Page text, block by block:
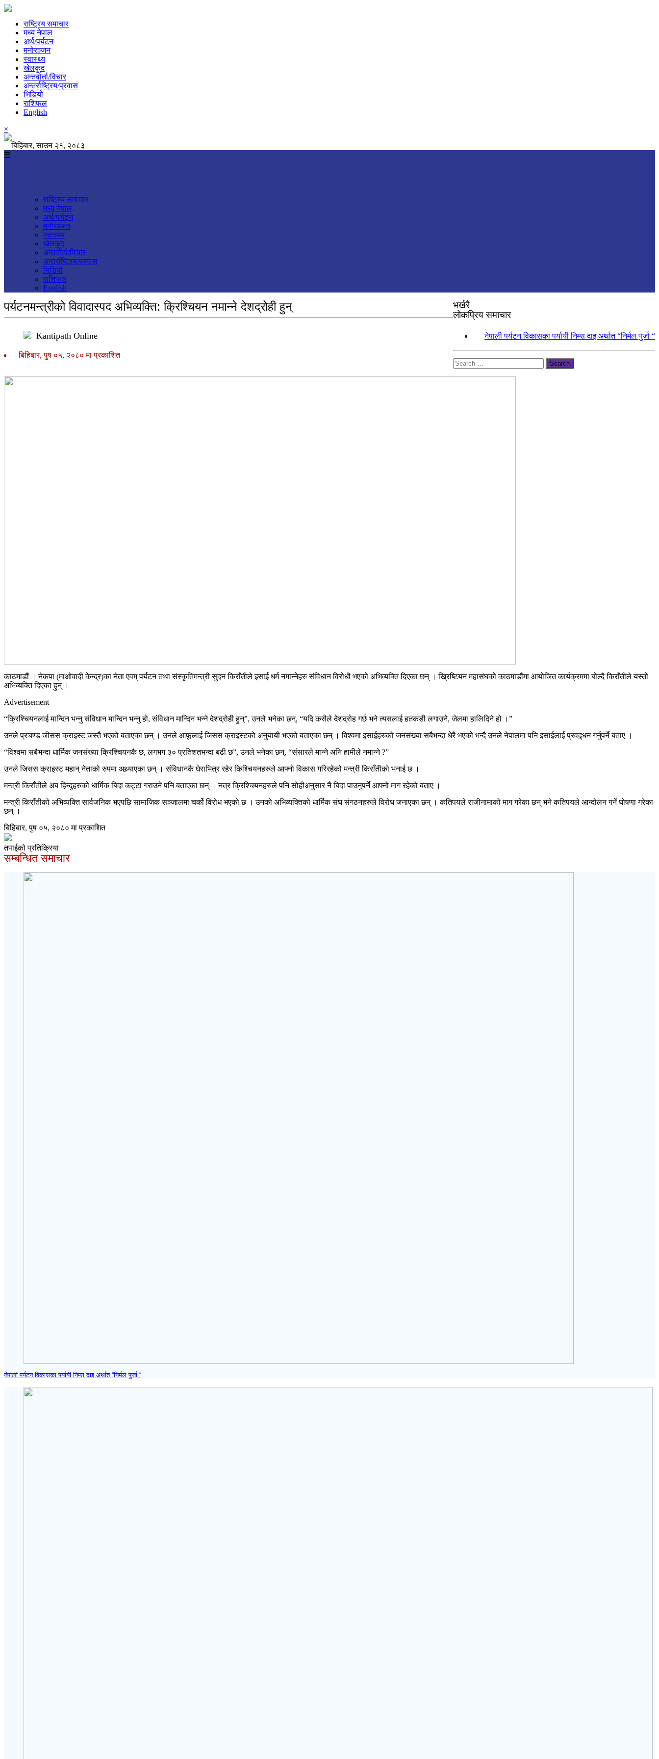
राष्ट्रिय समाचार
मध्य नेपाल
अर्थ/पर्यटन
मनोरञ्जन
स्वास्थ्य
खेलकुद
अन्तर्वार्ता/विचार
अन्तर्राष्ट्रिय/प्रवास
भिडियो
राशिफल
English
×
बिहिबार, साउन २१, २०८३
☰
राष्ट्रिय समाचार
मध्य नेपाल
अर्थ/पर्यटन
मनोरञ्जन
स्वास्थ्य
खेलकुद
अन्तर्वार्ता/विचार
अन्तर्राष्ट्रिय/प्रवास
भिडियो
राशिफल
English
भर्खरै
लोकप्रिय समाचार
नेपाली पर्यटन विकासका पर्यायी निम्स दाइ अर्थात “निर्मल पुर्जा “
Search
पर्यटनमन्त्रीको विवादास्पद अभिव्यक्ति: क्रिश्चियन नमान्ने देशद्रोही हुन्
Kantipath Online
बिहिबार, पुष ०५, २०८० मा प्रकाशित
काठमाडौं । नेकपा (माओवादी केन्द्र)का नेता एवम् पर्यटन तथा संस्कृतिमन्त्री सुदन किराँतीले इसाई धर्म नमान्नेहरु संविधान विरोधी भएको अभिव्यक्ति दिएका छन् । ख्रिष्टियन महासंघको काठमाडौंमा आयोजित कार्यक्रममा बोल्दै किराँतीले यस्तो
अभिव्यक्ति दिएका हुन् ।
Advertisement
“क्रिश्चियनलाई मान्दिन भन्नु संविधान मान्दिन भन्नु हो, संविधान मान्दिन भन्ने देशद्रोही हुन्”, उनले भनेका छन्, “यदि कसैले देशद्रोह गर्छ भने त्यसलाई हतकडी लगाउने, जेलमा हालिदिने हो ।”
उनले प्रचण्ड जीसस क्राइस्ट जस्तै भएको बताएका छन् । उनले आफूलाई जिसस क्राइस्टको अनुयायी भएको बताएका छन् । विश्वमा इसाईहरुको जनसंख्या सबैभन्दा धेरै भएको भन्दै उनले नेपालमा पनि इसाईलाई प्रवद्र्धन गर्नुपर्ने बताए ।
“विश्वमा सबैभन्दा धार्मिक जनसंख्या क्रिश्चियनकै छ, लगभग ३० प्रतिशतभन्दा बढी छ”, उनले भनेका छन्, “संसारले मान्ने अनि हामीले नमान्ने ?”
उनले जिसस क्राइस्ट महान् नेताको रुपमा अथ्र्याएका छन् । संविधानकै घेराभित्र रहेर किश्चियनहरुले आफ्नो विकास गरिरहेको मन्त्री किराँतीको भनाई छ ।
मन्त्री किराँतीले अब हिन्दुहरुको धार्मिक बिदा कट्टा गराउने पनि बताएका छन् । नत्र क्रिश्चियनहरुले पनि सोहीअनुसार नै बिदा पाउनुपर्ने आफ्नो माग रहेको बताए ।
मन्त्री किराँतीको अभिव्यक्ति सार्वजनिक भएपछि सामाजिक सञ्जालमा चर्को विरोध भएको छ । उनको अभिव्यक्तिको धार्मिक संघ संगठनहरुले विरोध जनाएका छन् । कतिपयले राजीनामाको माग गरेका छन् भने कतिपयले आन्दोलन गर्ने घोषणा गरेका
छन् ।
बिहिबार, पुष ०५, २०८० मा प्रकाशित
तपाईको प्रतिक्रिया
सम्बन्धित समाचार
नेपाली पर्यटन विकासका पर्यायी निम्स दाइ अर्थात “निर्मल पुर्जा “